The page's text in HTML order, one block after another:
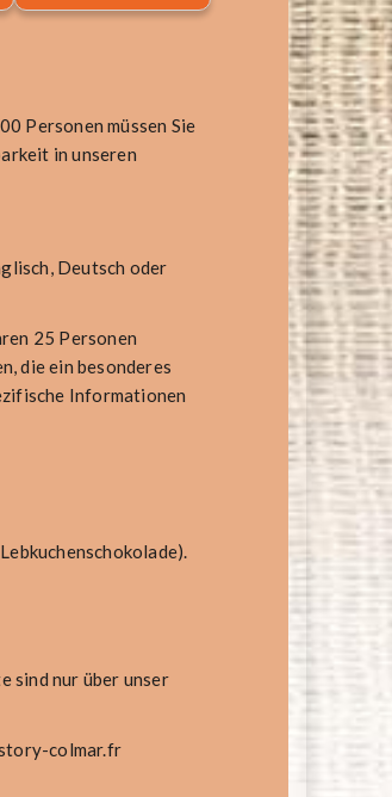
Personen müssen Sie
in unseren
Deutsch oder
25 Personen
die ein besonderes
Informationen
sind nur über unser
colmar.fr